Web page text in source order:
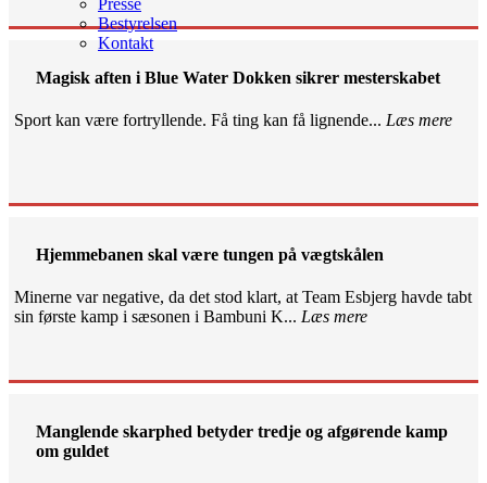
Presse
Bestyrelsen
Kontakt
Magisk aften i Blue Water Dokken sikrer mesterskabet
Sport kan være fortryllende. Få ting kan få lignende... Læs mere
Hjemmebanen skal være tungen på vægtskålen
Minerne var negative, da det stod klart, at Team Esbjerg havde tabt
sin første kamp i sæsonen i Bambuni K... Læs mere
Manglende skarphed betyder tredje og afgørende kamp
om guldet